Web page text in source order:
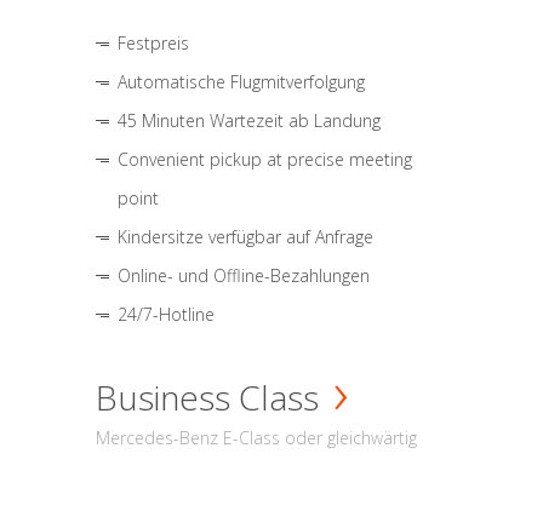
Festpreis
Automatische Flugmitverfolgung
45 Minuten Wartezeit ab Landung
Convenient pickup at precise meeting
point
Kindersitze verfügbar auf Anfrage
Online- und Offline-Bezahlungen
24/7-Hotline
Business Class
Mercedes-Benz E-Class oder gleichwärtig